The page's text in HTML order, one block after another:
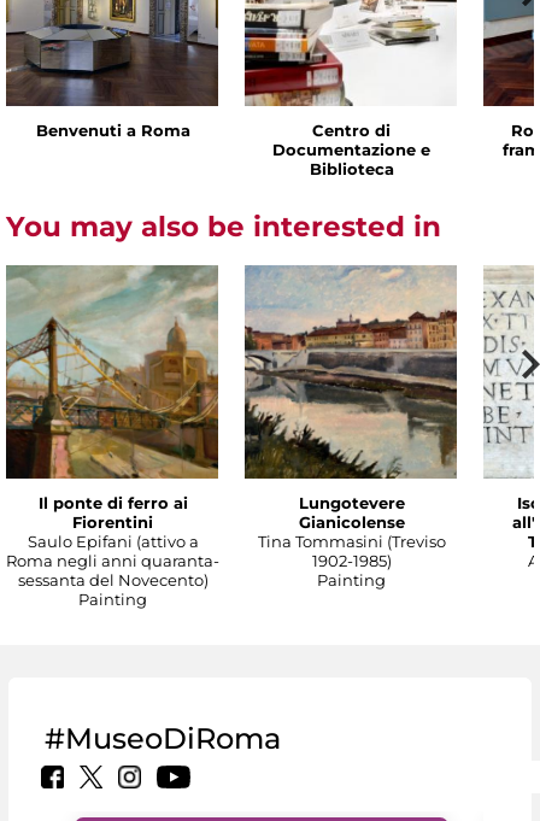
Benvenuti a Roma
Centro di
Documentazione e
Biblioteca
You may also be interested in
Il ponte di ferro ai
Fiorentini
Saulo Epifani (attivo a
Roma negli anni quaranta-
sessanta del Novecento)
Painting
Lungotevere
Gianicolense
Tina Tommasini (Treviso
1902-1985)
Painting
#MuseoDiRoma